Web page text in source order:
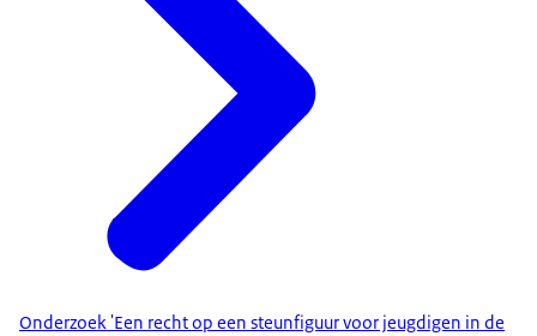
Onderzoek 'Een recht op een steunfiguur voor jeugdigen in de